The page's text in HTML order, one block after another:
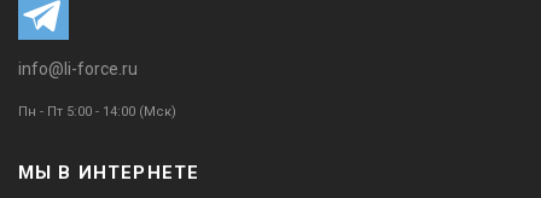
info@li-force.ru
Пн - Пт 5:00 - 14:00 (Мск)
МЫ В ИНТЕРНЕТЕ